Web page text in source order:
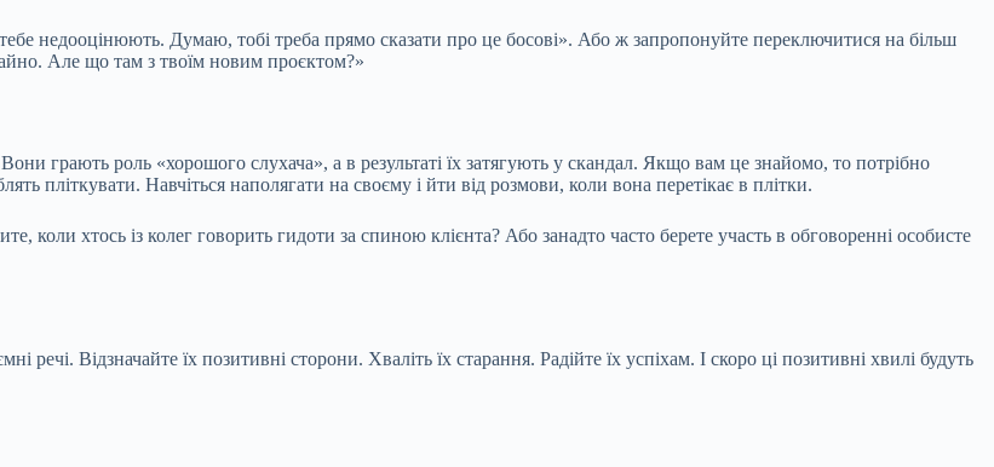
недооцінюють. Думаю, тобі треба прямо сказати про це босові». Або ж запропонуйте переключитися на більш
Але що там з твоїм новим проєктом?»
грають роль «хорошого слухача», а в результаті їх затягують у скандал. Якщо вам це знайомо, то потрібно
пліткувати. Навчіться наполягати на своєму і йти від розмови, коли вона перетікає в плітки.
коли хтось із колег говорить гидоти за спиною клієнта? Або занадто часто берете участь в обговоренні особисте
Відзначайте їх позитивні сторони. Хваліть їх старання. Радійте їх успіхам. І скоро ці позитивні хвилі будуть